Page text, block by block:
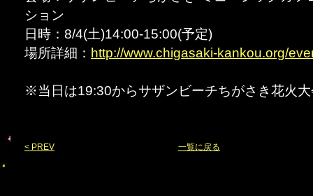
ション
日時：8/4(土)14:00-15:00(予定)
場所詳細： http://www.chigasaki-kankou.org/
※当日は19:30からサザンビーチちがさき花火
< PREV 一覧に戻る